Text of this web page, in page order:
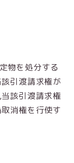
物を処分する
引渡請求権が
該引渡請求権
消権を行使す